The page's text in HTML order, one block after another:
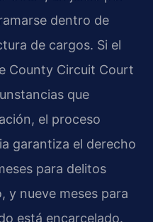
dentro de
de cargos. Si el
County Circuit Court
que
el proceso
garantiza el derecho
para delitos
y nueve meses para
está encarcelado.